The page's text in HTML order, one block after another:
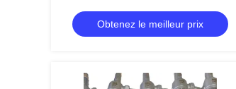
pression maximale de 4,0 MPa pour
une plage de température de -196 °C à
+120 °C
Obtenez le meilleur prix